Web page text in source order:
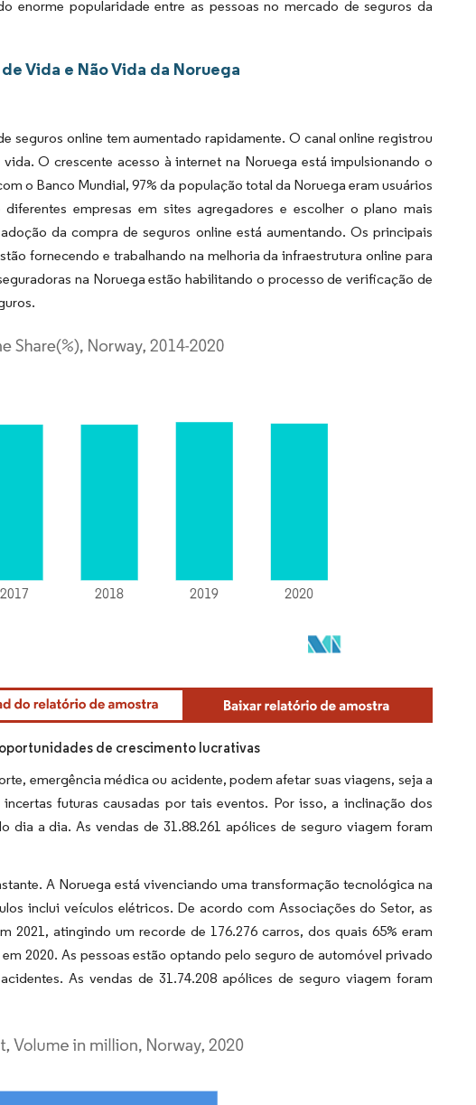
enorme popularidade entre as pessoas no mercado de seguros da
Vida e Não Vida da Noruega
seguros online tem aumentado rapidamente. O canal online registrou
O crescente acesso à internet na Noruega está impulsionando o
o Banco Mundial, 97% da população total da Noruega eram usuários
empresas em sites agregadores e escolher o plano mais
da compra de seguros online está aumentando. Os principais
fornecendo e trabalhando na melhoria da infraestrutura online para
na Noruega estão habilitando o processo de verificação de
de crescimento lucrativas
emergência médica ou acidente, podem afetar suas viagens, seja a
futuras causadas por tais eventos. Por isso, a inclinação dos
dia a dia. As vendas de 31.88.261 apólices de seguro viagem foram
A Noruega está vivenciando uma transformação tecnológica na
inclui veículos elétricos. De acordo com Associações do Setor, as
2021, atingindo um recorde de 176.276 carros, dos quais 65% eram
2020. As pessoas estão optando pelo seguro de automóvel privado
As vendas de 31.74.208 apólices de seguro viagem foram